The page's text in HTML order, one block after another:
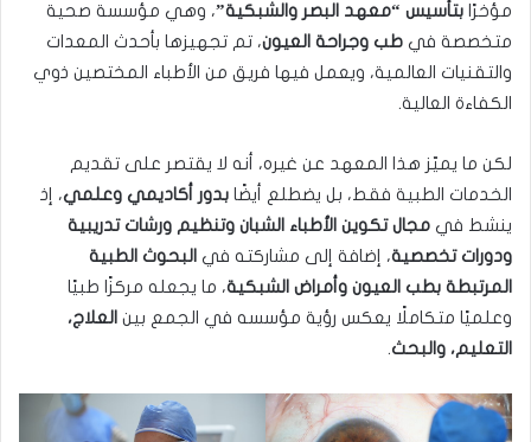
مؤخرًا بتأسيس “معهد البصر والشبكية”، وهي مؤسسة صحية
متخصصة في طب وجراحة العيون، تم تجهيزها بأحدث المعدات
والتقنيات العالمية، ويعمل فيها فريق من الأطباء المختصين ذوي
الكفاءة العالية.
لكن ما يميّز هذا المعهد عن غيره، أنه لا يقتصر على تقديم
الخدمات الطبية فقط، بل يضطلع أيضًا بدور أكاديمي وعلمي، إذ
ينشط في مجال تكوين الأطباء الشبان وتنظيم ورشات تدريبية
ودورات تخصصية، إضافة إلى مشاركته في البحوث الطبية
المرتبطة بطب العيون وأمراض الشبكية، ما يجعله مركزًا طبيًا
وعلميًا متكاملًا يعكس رؤية مؤسسه في الجمع بين العلاج،
التعليم، والبحث.